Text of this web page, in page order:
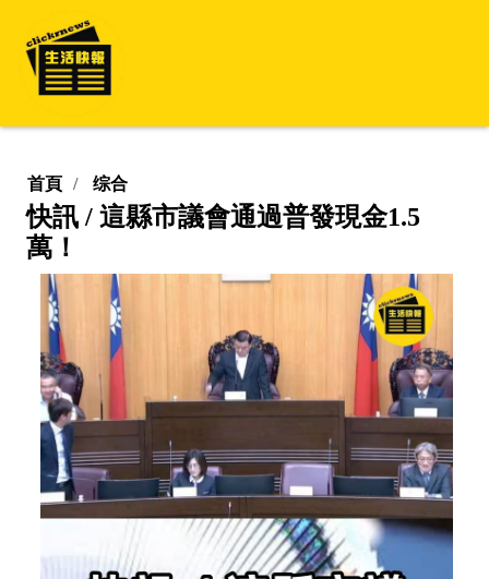
首頁 综合
快訊 / 這縣市議會通過普發現金1.5
萬！